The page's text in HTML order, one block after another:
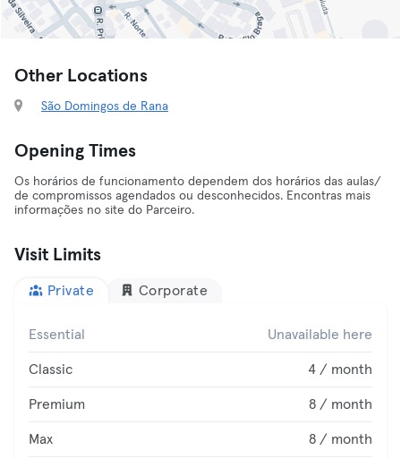
Other Locations
São Domingos de Rana
Opening Times
Os horários de funcionamento dependem dos horários das aulas/
de compromissos agendados ou desconhecidos. Encontras mais
informações no site do Parceiro.
Visit Limits
Private Corporate
Essential Unavailable here
Classic 4 / month
Premium 8 / month
Max 8 / month